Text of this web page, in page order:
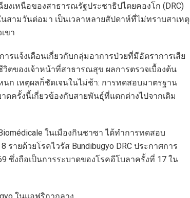
งเหนือของสาธารณรัฐประชาธิปไตยคองโก (DRC)
สามวันต่อมา เป็นเวลาหลายสัปดาห์ที่ไม่ทราบสาเหตุ
ขา
รแจ้งเตือนเกี่ยวกับกลุ่มอาการป่วยที่มีอัตราการเสีย
ตของเจ้าหน้าที่สาธารณสุข ผลการตรวจเบื้องต้น
ก เหตุผลก็ชัดเจนในไม่ช้า: การทดสอบมาตรฐาน
ดครั้งนี้เกี่ยวข้องกับสายพันธุ์ที่แตกต่างไปจากเดิม
ในเมืองกินชาซา ได้ทำการทดสอบ
รายด้วยโรคไวรัส Bundibugyo DRC ประกาศการ
ซึ่งถือเป็นการระบาดของโรคอีโบลาครั้งที่ 17 ใน